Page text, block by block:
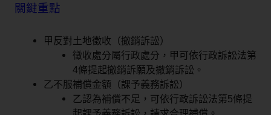
關鍵重點
甲反對土地徵收（撤銷訴訟）
徵收處分屬行政處分，甲可依行政訴訟法第
4條提起撤銷訴願及撤銷訴訟。
乙不服補償金額（課予義務訴訟）
乙認為補償不足，可依行政訴訟法第5條提